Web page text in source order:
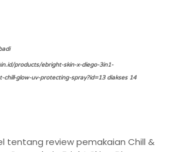
products/ebright-skin-x-diego-3in1-
chill-glow-uv-protecting-spray?id=13 diakses 14
tentang review pemakaian Chill &